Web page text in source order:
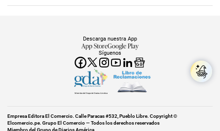
Síguenos
Descarga nuestra App
App StoreGoogle Play
Miembro del Grupo de Diarios América
Empresa Editora El Comercio. Calle Paracas #532, Pueblo Libre. Copyright ©
Elcomercio.pe. Grupo El Comercio — Todos los derechos reservados
Miembro del Grupo de Diarios América